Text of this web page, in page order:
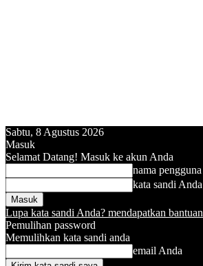
Sabtu, 8 Agustus 2026
Masuk
Selamat Datang! Masuk ke akun Anda
nama pengguna
kata sandi Anda
Lupa kata sandi Anda? mendapatkan bantuan
Pemulihan password
Memulihkan kata sandi anda
email Anda